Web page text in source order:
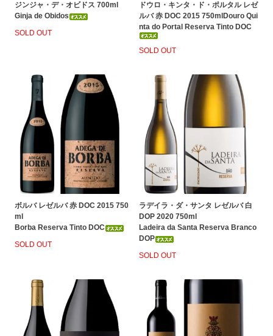
ジンジャ・デ・オビドス 700ml
Ginja de Obidos
SOLD OUT
ドウロ・キンタ・ド・ポルタル レゼ
ルバ 赤 DOC 2015 750mlDouro Qui
nta do Portal Reserva Tinto DOC
SOLD OUT
ボルバ レゼルバ 赤 DOC 2015 750
ml
Borba Reserva Tinto DOC
SOLD OUT
ラデイラ・ダ・サンタ レゼルバ 白
DOP 2020 750ml
Ladeira da Santa Reserva Branco
DOP
SOLD OUT